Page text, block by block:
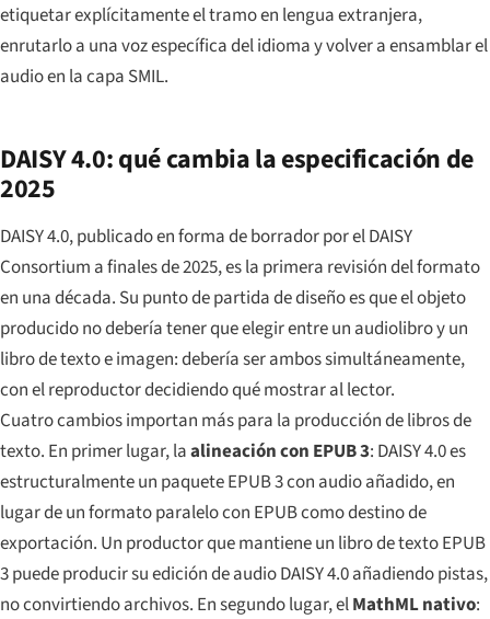
etiquetar explícitamente el tramo en lengua extranjera,
enrutarlo a una voz específica del idioma y volver a ensamblar el
audio en la capa SMIL.
DAISY 4.0: qué cambia la especificación de
2025
DAISY 4.0, publicado en forma de borrador por el DAISY
Consortium a finales de 2025, es la primera revisión del formato
en una década. Su punto de partida de diseño es que el objeto
producido no debería tener que elegir entre un audiolibro y un
libro de texto e imagen: debería ser ambos simultáneamente,
con el reproductor decidiendo qué mostrar al lector.
Cuatro cambios importan más para la producción de libros de
texto. En primer lugar, laalineación con EPUB 3: DAISY 4.0 es
estructuralmente un paquete EPUB 3 con audio añadido, en
lugar de un formato paralelo con EPUB como destino de
exportación. Un productor que mantiene un libro de texto EPUB
3 puede producir su edición de audio DAISY 4.0 añadiendo pistas,
no convirtiendo archivos. En segundo lugar, elMathML nativo: